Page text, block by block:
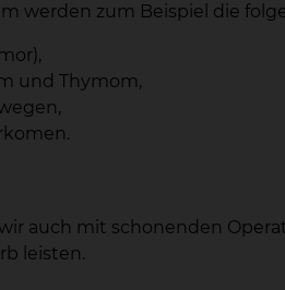
werden zum Beispiel die
und Thymom,
auch mit schonenden
leisten.